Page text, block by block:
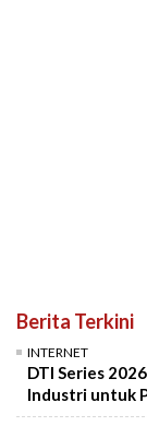
Berita Terkini
INTERNET
DTI Series
Industri untuk